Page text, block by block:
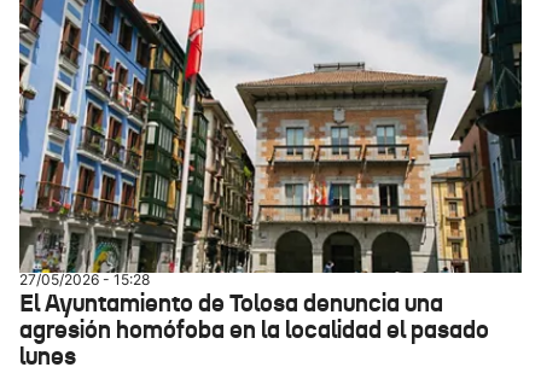
27/05/2026 - 15:28
El Ayuntamiento de Tolosa denuncia una
agresión homófoba en la localidad el pasado
lunes